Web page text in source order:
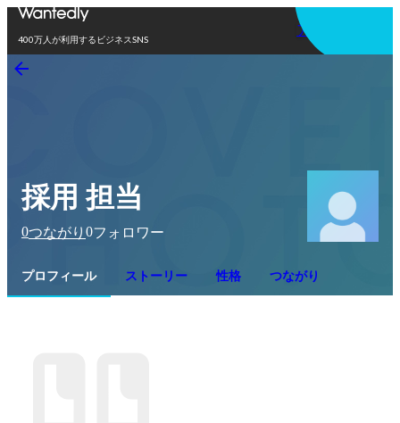
400万人が利用するビジネスSNS
アプリを使う
採用 担当
0つながり 0フォロワー
プロフィール ストーリー 性格 つながり